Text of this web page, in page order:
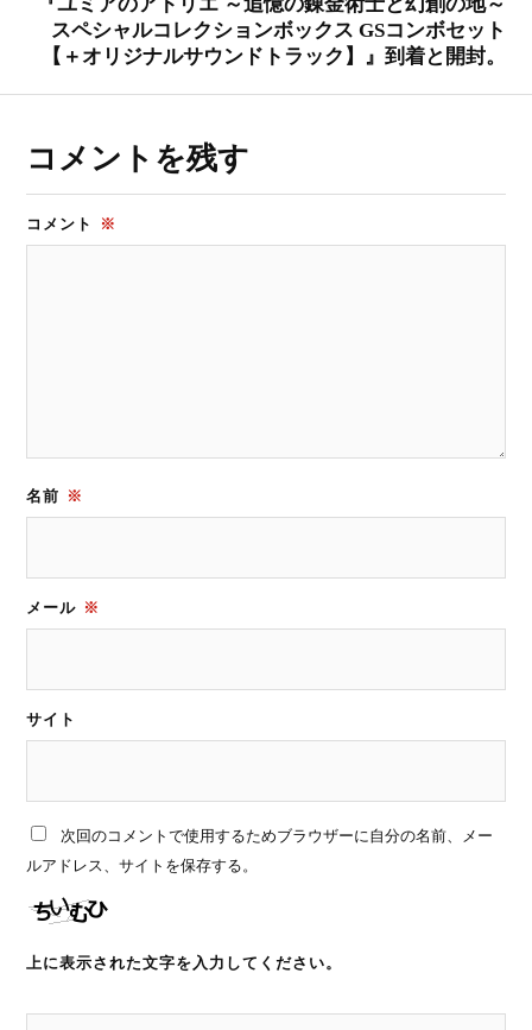
『ユミアのアトリエ ～追憶の錬金術士と幻創の地～
スペシャルコレクションボックス GSコンボセット
【＋オリジナルサウンドトラック】』到着と開封。
コメントを残す
コメント ※
名前 ※
メール ※
サイト
次回のコメントで使用するためブラウザーに自分の名前、メー
ルアドレス、サイトを保存する。
上に表示された文字を入力してください。